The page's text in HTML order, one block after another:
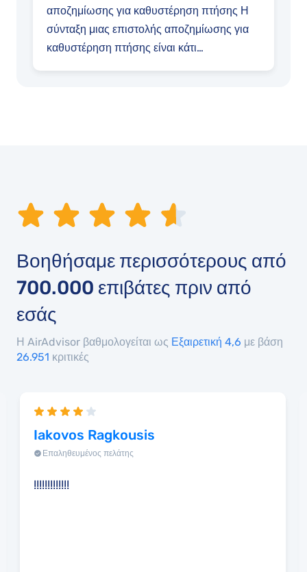
αποζημίωσης για καθυστέρηση πτήσης Η
σύνταξη μιας επιστολής αποζημίωσης για
καθυστέρηση πτήσης είναι κάτι
Βοηθήσαμε περισσότερους από
700.000 επιβάτες πριν από
εσάς
Η AirAdvisor βαθμολογείται ως Εξαιρετική 4,6 με βάση
26.951 κριτικές
Iakovos Ragkousis
Επαληθευμένος πελάτης
!!!!!!!!!!!!!